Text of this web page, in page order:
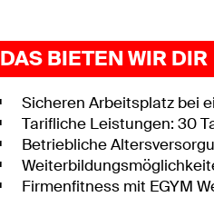
DAS BIETEN WIR DIR
Sicheren Arbeitsplatz bei
Tarifliche Leistungen: 30
Betriebliche
Firmenfitness mit EGYM